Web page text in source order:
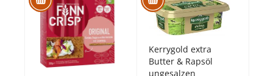
Kerrygold extra
Butter & Rapsöl
ungesalzen